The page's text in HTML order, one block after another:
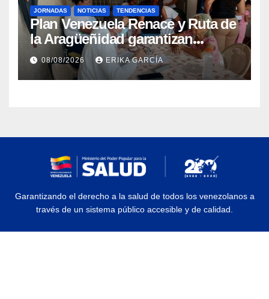
JORNADAS NOTICIAS TENDENCIAS
Plan Venezuela Renace y Ruta de
la Aragüeñidad garantizan
atención médica integral en
Aragua
08/08/2026 ERIKA GARCÍA
Garantizando el derecho a la salud de todos los venezolanos a
través de un sistema público accesible y de calidad.